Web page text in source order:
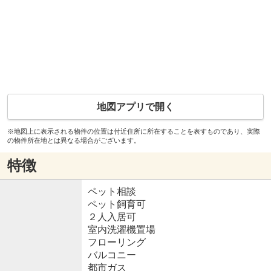
地図アプリで開く
※地図上に表示される物件の位置は付近住所に所在することを表すものであり、実際
の物件所在地とは異なる場合がございます。
特徴
ペット相談
ペット飼育可
２人入居可
室内洗濯機置場
フローリング
バルコニー
都市ガス